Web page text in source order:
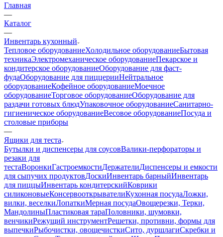
Главная
—
Каталог
—
Инвентарь кухонный
Тепловое оборудованиеХолодильное оборудованиеБытовая
техникаЭлектромеханическое оборудованиеПекарское и
кондитерское оборудованиеОборудование для фаст-
фудаОборудование для пиццерииНейтральное
оборудованиеКофейное оборудованиеМоечное
оборудованиеТорговое оборудованиеОборудование для
раздачи готовых блюдУпаковочное оборудованиеСанитарно-
гигиеническое оборудованиеВесовое оборудованиеПосуда и
столовые приборы
—
Ящики для теста
Бутылки и диспенсеры для соусовВалики-перфораторы и
резаки для
тестаВоронкиГастроемкостиДержателиДиспенсеры и емкости
для сыпучих продуктовДоскиИнвентарь барныйИнвентарь
для пиццыИнвентарь кондитерскийКоврики
силиконовыеКонсервооткрывателиКухонная посудаЛожки,
вилки, веселкиЛопаткиМерная посудаОвощерезки, Терки,
МандолиныПластиковая тараПоловники, шумовки,
венчикиРежущий инструментРешетки, противни, формы для
выпечкиРыбочистки, овощечисткиСито, дуршлагиСкребки и